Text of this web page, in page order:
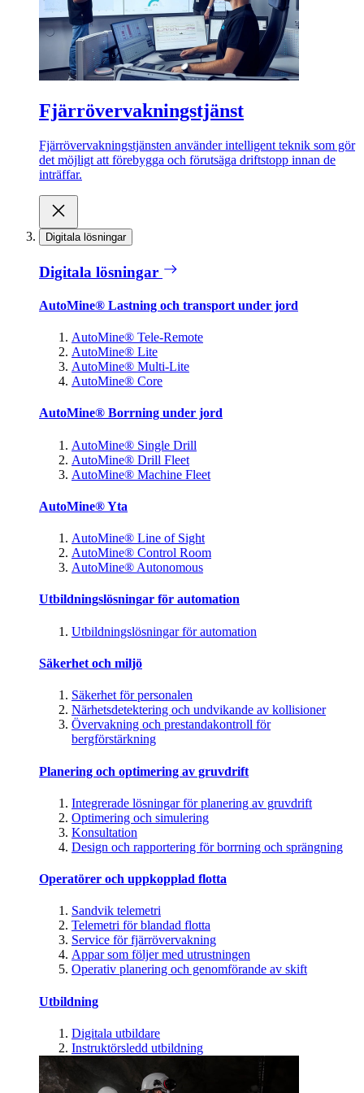
Fjärrövervakningstjänst
Fjärrövervakningstjänsten använder intelligent teknik som gör
det möjligt att förebygga och förutsäga driftstopp innan de
inträffar.
Digitala lösningar
Digitala lösningar
AutoMine® Lastning och transport under jord
AutoMine® Tele-Remote
AutoMine® Lite
AutoMine® Multi-Lite
AutoMine® Core
AutoMine® Borrning under jord
AutoMine® Single Drill
AutoMine® Drill Fleet
AutoMine® Machine Fleet
AutoMine® Yta
AutoMine® Line of Sight
AutoMine® Control Room
AutoMine® Autonomous
Utbildningslösningar för automation
Utbildningslösningar för automation
Säkerhet och miljö
Säkerhet för personalen
Närhetsdetektering och undvikande av kollisioner
Övervakning och prestandakontroll för
bergförstärkning
Planering och optimering av gruvdrift
Integrerade lösningar för planering av gruvdrift
Optimering och simulering
Konsultation
Design och rapportering för borrning och sprängning
Operatörer och uppkopplad flotta
Sandvik telemetri
Telemetri för blandad flotta
Service för fjärrövervakning
Appar som följer med utrustningen
Operativ planering och genomförande av skift
Utbildning
Digitala utbildare
Instruktörsledd utbildning